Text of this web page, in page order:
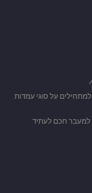
על סוגי עמדות
למעבר חכם לעתיד